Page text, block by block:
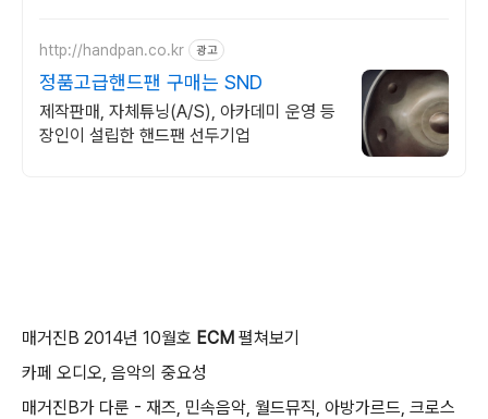
http://handpan.co.kr 광고
정품고급핸드팬 구매는 SND
제작판매, 자체튜닝(A/S), 아카데미 운영 등
장인이 설립한 핸드팬 선두기업
매거진B 2014년 10월호 ECM 펼쳐보기
카페 오디오, 음악의 중요성
매거진B가 다룬 - 재즈, 민속음악, 월드뮤직, 아방가르드, 크로스